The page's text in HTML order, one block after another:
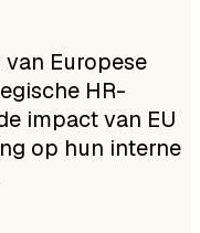
Europese
HR-
impact van EU
op hun interne